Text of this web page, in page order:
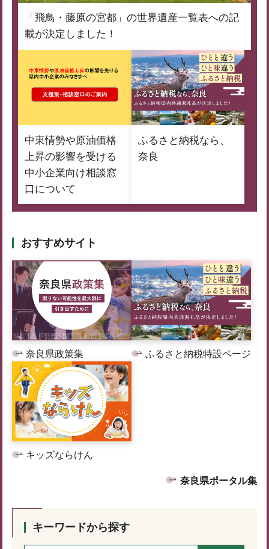
「飛鳥・藤原の宮都」の世界遺産一覧表への記
載が決定しました！
中東情勢や原油価格
上昇の影響を受ける
中小企業向け相談窓
口について
ふるさと納税なら、
奈良
おすすめサイト
奈良県政策集 ふるさと納税特設ページ
キッズならけん
奈良県ポータル集
キーワードから探す